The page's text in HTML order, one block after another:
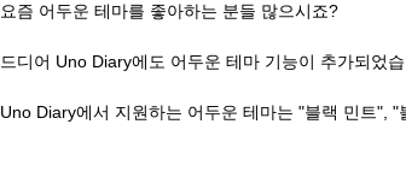
요즘 어두운 테마를 좋아하는 분들 많으시죠?
드디어 Uno Diary에도 어두운 테마 기능이 추가되었
Uno Diary에서 지원하는 어두운 테마는 "블랙 민트", "